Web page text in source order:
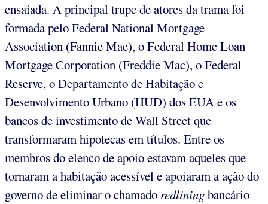
ensaiada. A principal trupe de atores da trama foi
formada pelo Federal National Mortgage
Association (Fannie Mae), o Federal Home Loan
Mortgage Corporation (Freddie Mac), o Federal
Reserve, o Departamento de Habitação e
Desenvolvimento Urbano (HUD) dos EUA e os
bancos de investimento de Wall Street que
transformaram hipotecas em títulos. Entre os
membros do elenco de apoio estavam aqueles que
tornaram a habitação acessível e apoiaram a ação do
governo de eliminar o chamado redliningbancário